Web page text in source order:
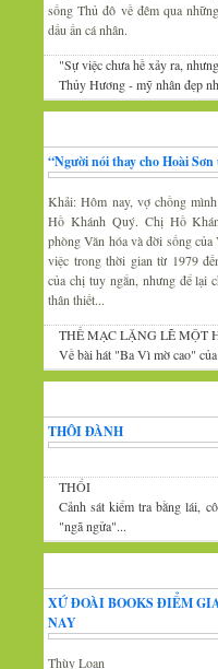
sống Thủ đô về đêm qua
dấu ấn cá nhân.
"Sự việc chưa hề xảy ra,
Thủy Hương - mỹ nhân đẹp
“Người nói thay cho Hoài Sơn
Khải: Hôm nay, vợ chồng
Hồ Khánh Quý. Chị Hồ
phòng Văn hóa và đời sống
việc trong thời gian từ 1979
của chị tuy ngắn, nhưng để lại
thân thiết...
THẾ MẠC LẶNG LẼ MỘT
Về bài hát "Ba Vì mờ cao"
THÔI ĐÀNH
THỔI
Cảnh sát kiểm tra bằng lái,
"ngã ngửa"...
XỨ ĐOÀI BOOKS ĐIỂM
NAY
Thùy Loan